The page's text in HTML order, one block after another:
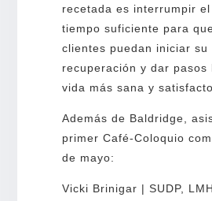
recetada es interrumpir
tiempo suficiente para
clientes puedan iniciar su
recuperación y dar pasos
vida más sana y
Además de Baldridge,
primer Café-Coloquio
de mayo:
Vicki Brinigar | SUDP,